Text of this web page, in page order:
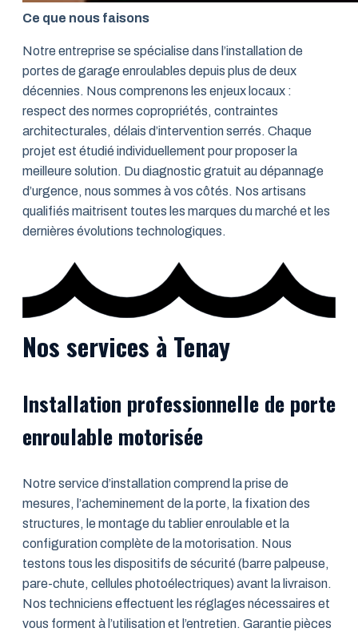
Ce que nous faisons
Notre entreprise se spécialise dans l’installation de
portes de garage enroulables depuis plus de deux
décennies. Nous comprenons les enjeux locaux :
respect des normes copropriétés, contraintes
architecturales, délais d’intervention serrés. Chaque
projet est étudié individuellement pour proposer la
meilleure solution. Du diagnostic gratuit au dépannage
d’urgence, nous sommes à vos côtés. Nos artisans
qualifiés maitrisent toutes les marques du marché et les
dernières évolutions technologiques.
Nos services à Tenay
Installation professionnelle de porte
enroulable motorisée
Notre service d’installation comprend la prise de
mesures, l’acheminement de la porte, la fixation des
structures, le montage du tablier enroulable et la
configuration complète de la motorisation. Nous
testons tous les dispositifs de sécurité (barre palpeuse,
pare-chute, cellules photoélectriques) avant la livraison.
Nos techniciens effectuent les réglages nécessaires et
vous forment à l’utilisation et l’entretien. Garantie pièces